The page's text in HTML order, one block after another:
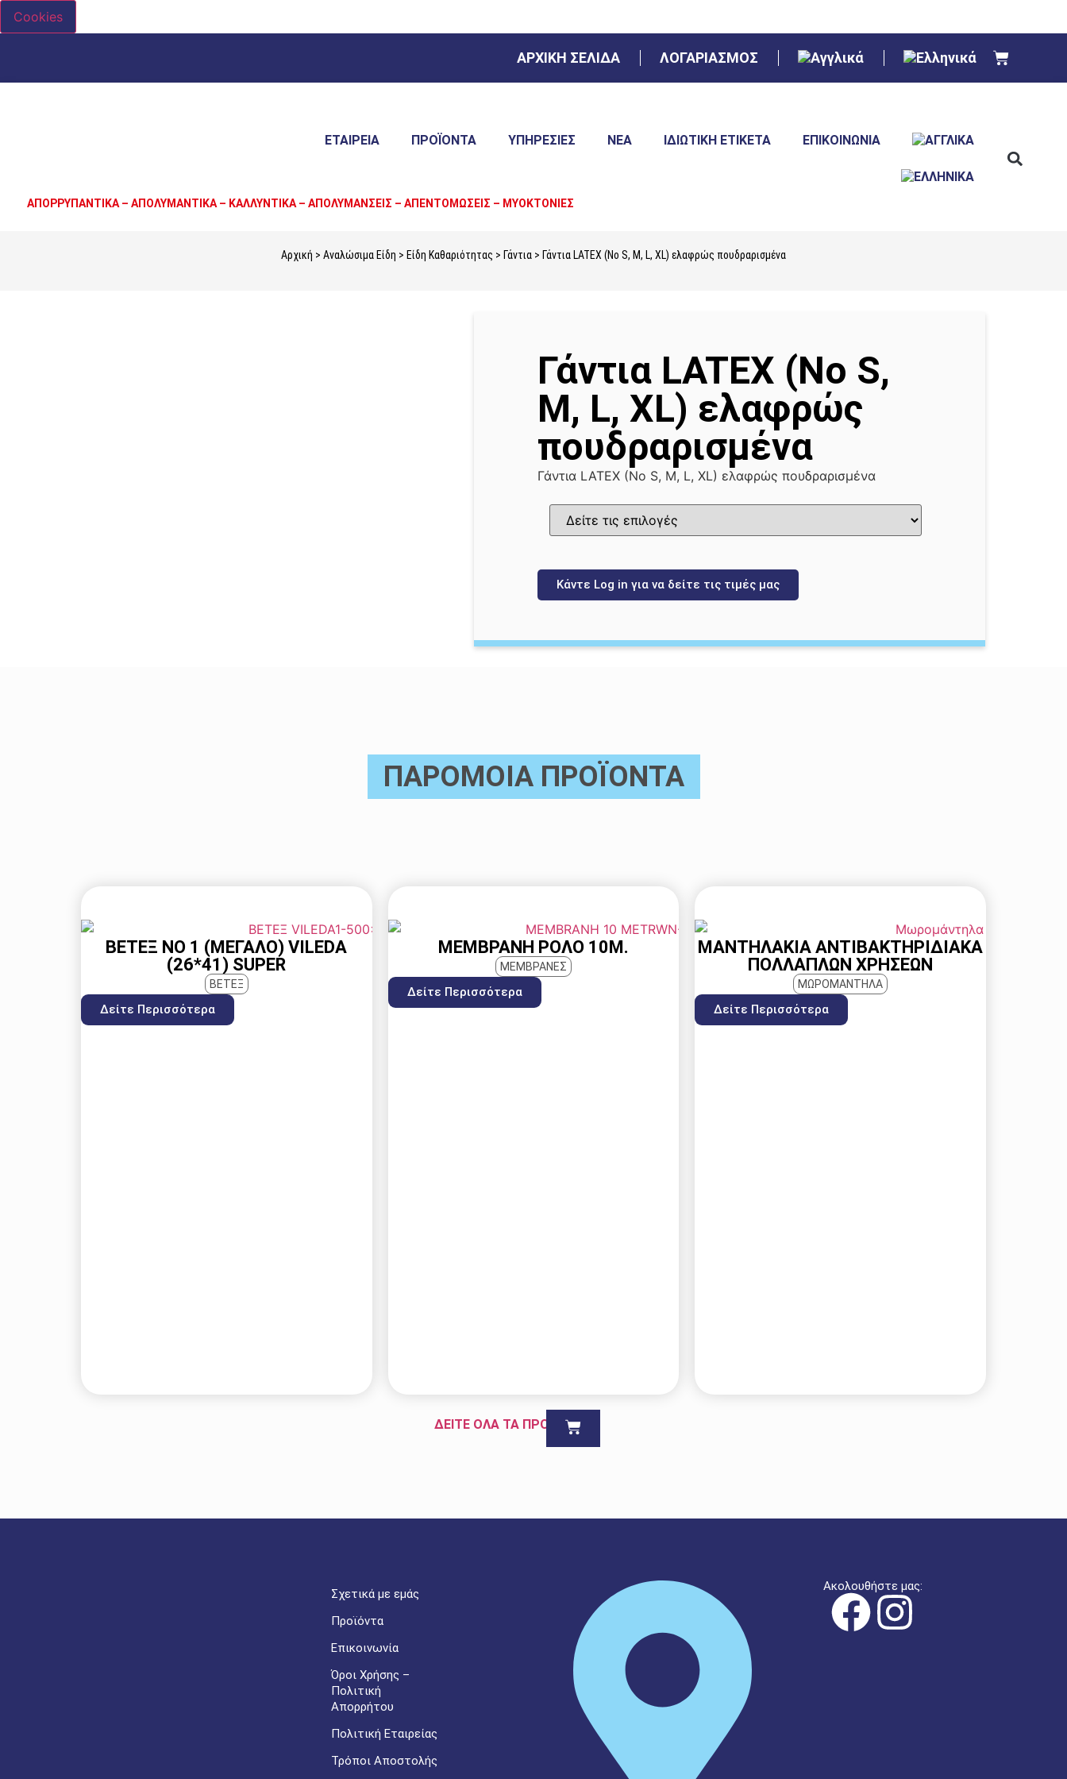
Cookies
ΑΡΧΙΚΗ ΣΕΛΙΔΑ ΛΟΓΑΡΙΑΣΜΟΣ
ΕΤΑΙΡΕΙΑ ΠΡΟΪΌΝΤΑ ΥΠΗΡΕΣΊΕΣ ΝΈΑ ΙΔΙΩΤΙΚΉ ΕΤΙΚΈΤΑ ΕΠΙΚΟΙΝΩΝΊΑ
ΑΠΟΡΡΥΠΑΝΤΙΚΑ – ΑΠΟΛΥΜΑΝΤΙΚΑ – ΚΑΛΛΥΝΤΙΚΑ – ΑΠΟΛΥΜΑΝΣΕΙΣ – ΑΠΕΝΤΟΜΩΣΕΙΣ – ΜΥΟΚΤΟΝΙΕΣ
Αρχική > Αναλώσιμα Είδη > Είδη Καθαριότητας > Γάντια > Γάντια LATEX (Νο S, M, L, XL) ελαφρώς πουδραρισμένα
Γάντια LATEX (Νο S,
M, L, XL) ελαφρώς
πουδραρισμένα
Γάντια LATEX (Νο S, M, L, XL) ελαφρώς πουδραρισμένα
Κάντε Log in για να δείτε τις τιμές μας
ΠΑΡΟΜΟΙΑ ΠΡΟΪΟΝΤΑ
ΒΕΤΈΞ ΝΟ 1 (ΜΕΓΑΛΟ) VILEDA
(26*41) SUPER
ΒΕΤΕΞ
Δείτε Περισσότερα
ΜΕΜΒΡΆΝΗ ΡΟΛΌ 10Μ.
ΜΕΜΒΡΑΝΕΣ
Δείτε Περισσότερα
ΜΑΝΤΗΛΆΚΙΑ ΑΝΤΙΒΑΚΤΗΡΙΔΙΑΚΆ
ΠΟΛΛΑΠΛΏΝ ΧΡΉΣΕΩΝ
ΜΩΡΟΜΑΝΤΗΛΑ
Δείτε Περισσότερα
ΔΕΙΤΕ ΟΛΑ ΤΑ ΠΡΟΪΟΝΤΑ
Σχετικά με εμάς
Προϊόντα
Επικοινωνία
Όροι Χρήσης –
Πολιτική
Απορρήτου
Πολιτική Εταιρείας
Τρόποι Αποστολής
Ακολουθήστε μας: